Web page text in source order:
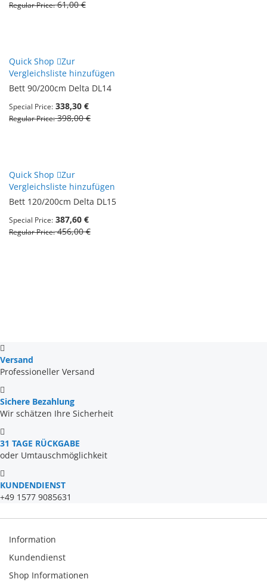
Regular Price 61,00 €
Quick Shop
Zur
Vergleichsliste hinzufügen
Bett 90/200cm Delta DL14
Special Price 338,30 €
Regular Price 398,00 €
Quick Shop
Zur
Vergleichsliste hinzufügen
Bett 120/200cm Delta DL15
Special Price 387,60 €
Regular Price 456,00 €
Versand
Professioneller Versand
Sichere Bezahlung
Wir schätzen Ihre Sicherheit
31 TAGE RÜCKGABE
oder Umtauschmöglichkeit
KUNDENDIENST
+49 1577 9085631
Information
Kundendienst
Shop Informationen